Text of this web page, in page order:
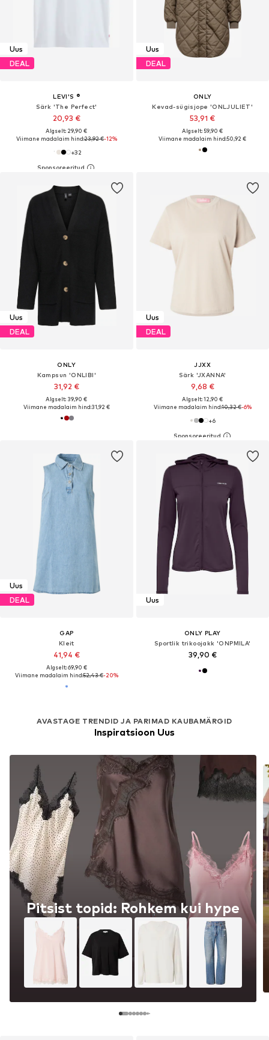
Uus
DEAL
LEVI'S ®
Särk 'The Perfect'
20,93 €
Algselt: 29,90 €
Viimane madalaim hind:23,92 €-12%
+32
Uus
DEAL
ONLY
Kevad-sügisjope 'ONLJULIET'
53,91 €
Algselt: 59,90 €
Viimane madalaim hind:50,92 €
Uus
DEAL
ONLY
Kampsun 'ONLIBI'
31,92 €
Algselt: 39,90 €
Viimane madalaim hind:31,92 €
Uus
DEAL
JJXX
Särk 'JXANNA'
9,68 €
Algselt: 12,90 €
Viimane madalaim hind:10,32 €-6%
+6
Uus
DEAL
GAP
Kleit
41,94 €
Algselt: 69,90 €
Viimane madalaim hind:52,43 €-20%
Uus
ONLY PLAY
Sportlik trikoojakk 'ONPMILA'
39,90 €
AVASTAGE TRENDID JA PARIMAD KAUBAMÄRGID
Inspiratsioon Uus
Pitsist topid: Rohkem kui hype